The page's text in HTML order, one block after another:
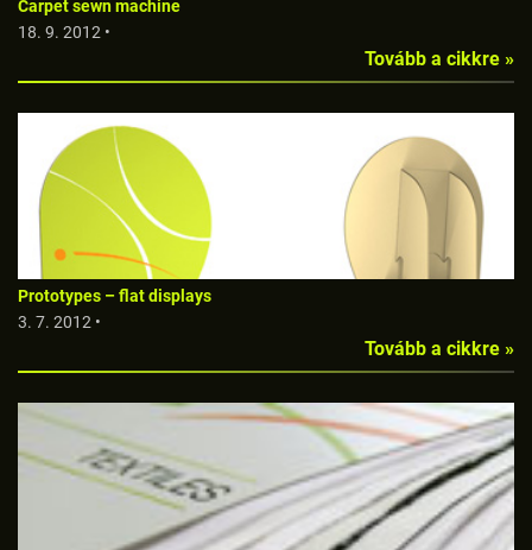
Carpet sewn machine
18. 9. 2012 •
Tovább a cikkre »
Prototypes – flat displays
3. 7. 2012 •
Tovább a cikkre »